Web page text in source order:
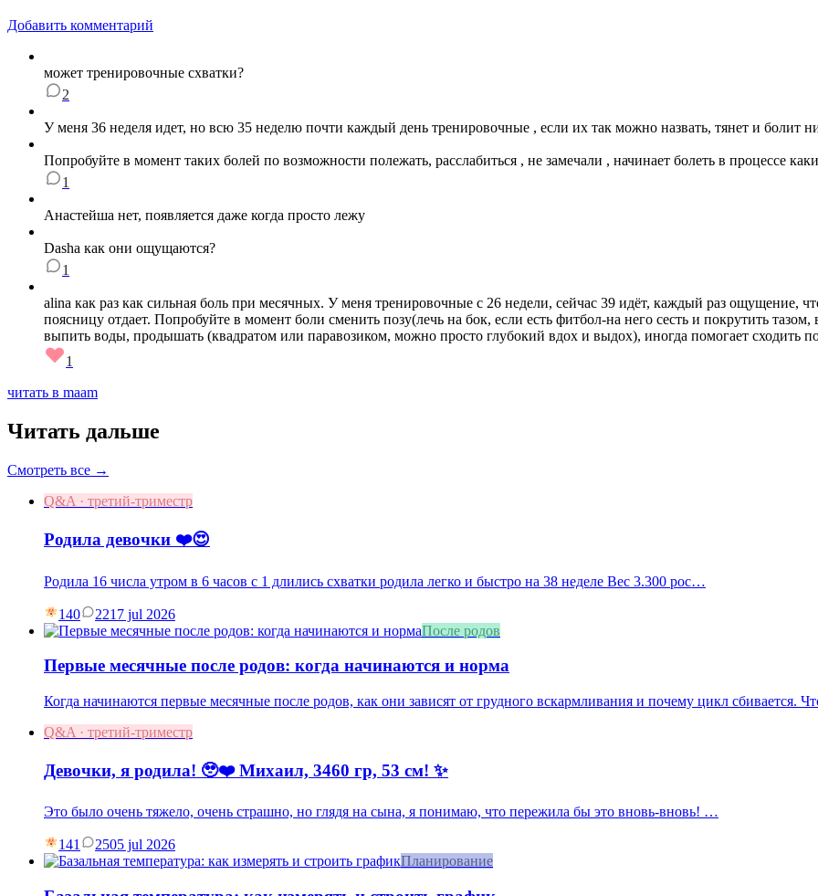
Добавить комментарий
может тренировочные схватки?
2
У меня 36 неделя идет, но всю 35 неделю почти каждый день тренировочные , если их так можно назвать, тянет и болит
Попробуйте в момент таких болей по возможности полежать, расслабиться , не замечали , начинает болеть в процессе
1
Анастейша нет, появляется даже когда просто лежу
Dasha как они ощущаются?
1
alina как раз как сильная боль при месячных. У меня тренировочные с 26 недели, сейчас 39 идёт, каждый раз ощущение,
поясницу отдает. Попробуйте в момент боли сменить позу(лечь на бок, если есть фитбол-на него сесть и покрутить
выпить воды, продышать (квадратом или паравозиком, можно просто глубокий вдох и выдох), иногда помогает сходить
1
читать в maam
Читать дальше
Смотреть все →
Q&A · третий-триместр
Родила девочки ❤️😍
Родила 16 числа утром в 6 часов с 1 длились схватки родила легко и быстро на 38 неделе Вес 3.300 рос…
140 2217 jul 2026
После родов
Первые месячные после родов: когда начинаются и норма
Когда начинаются первые месячные после родов, как они зависят от грудного вскармливания и почему цикл сбивается.
Q&A · третий-триместр
Девочки, я родила! 🥹❤️ Михаил, 3460 гр, 53 см! ✨
Это было очень тяжело, очень страшно, но глядя на сына, я понимаю, что пережила бы это вновь-вновь! …
141 2505 jul 2026
Планирование